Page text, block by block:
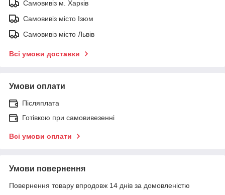
Самовивіз м. Харків
Самовивіз місто Ізюм
Самовивіз місто Львів
Всі умови доставки
Умови оплати
Післяплата
Готівкою при самовивезенні
Всі умови оплати
Умови повернення
Повернення товару впродовж 14 днів за домовленістю